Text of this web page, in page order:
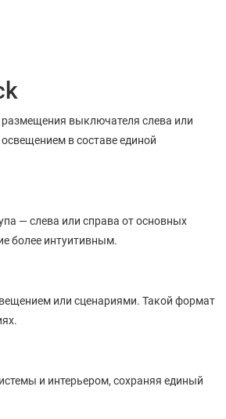
размещения выключателя слева или
в составе единой
— слева или справа от основных
более интуитивным.
или сценариями. Такой формат
и интерьером, сохраняя единый